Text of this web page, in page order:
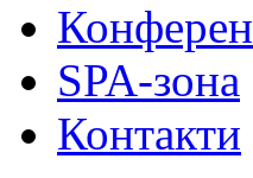
SPA-зона
Контакти